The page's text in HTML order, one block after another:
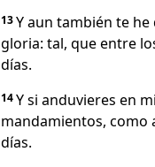
13Y aun también te
gloria: tal, que entre
días.
14Y si anduvieres en
mandamientos, como
días.